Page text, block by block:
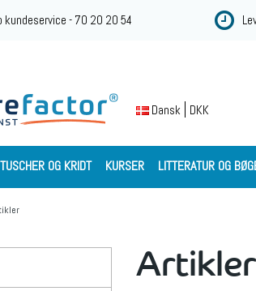
kundeservice - 70 20 20 54
Dansk DKK
OG KRIDT KURSER LITTERATUR OG